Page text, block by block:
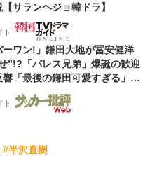
サランヘジョ韓ドラ】
ト
ーワン!」鎌田大地が冨安健洋
”!?「パレス兄弟」爆誕の歓迎
「最後の鎌田可愛すぎる」
る!」
ト
#半沢直樹